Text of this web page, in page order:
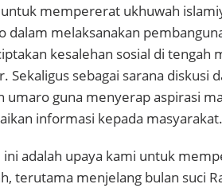
mempererat ukhuwah
dalam melaksanakan
kesalehan sosial di tengah
Sekaligus sebagai sarana diskusi
umaro guna menyerap aspirasi
informasi kepada masyarakat.
ini adalah upaya kami untuk
terutama menjelang bulan suci